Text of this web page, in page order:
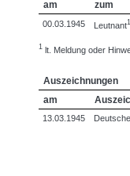
am
zum
00.03.1945 Leutnant1
1 lt. Meldung oder
Auszeichnungen
am
13.03.1945